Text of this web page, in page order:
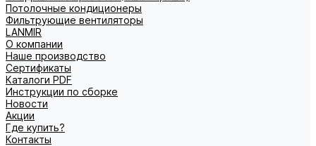
Потолочные кондиционеры
Фильтрующие вентиляторы
LANMIR
О компании
Наше производство
Сертификаты
Каталоги PDF
Инструкции по сборке
Новости
Акции
Где купить?
Контакты